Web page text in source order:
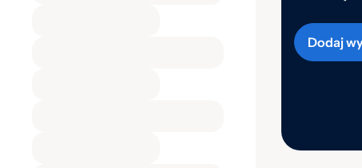
Dodaj